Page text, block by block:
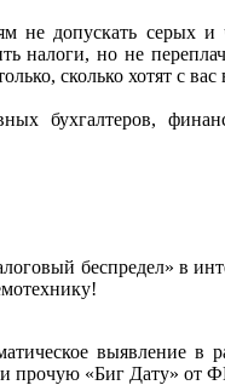
не допускать серых
налоги, но не
сколько хотят с
бухгалтеров,
беспредел» в
выявление
прочую «Биг Дату» от